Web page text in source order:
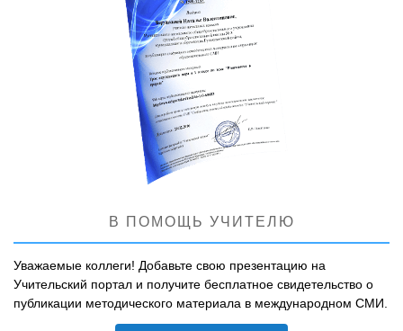
В ПОМОЩЬ УЧИТЕЛЮ
Уважаемые коллеги! Добавьте свою презентацию на
Учительский портал и получите бесплатное свидетельство о
публикации методического материала в международном СМИ.